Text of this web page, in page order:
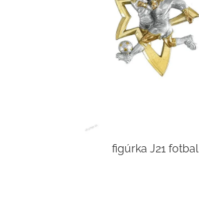
figúrka J21 fotbal